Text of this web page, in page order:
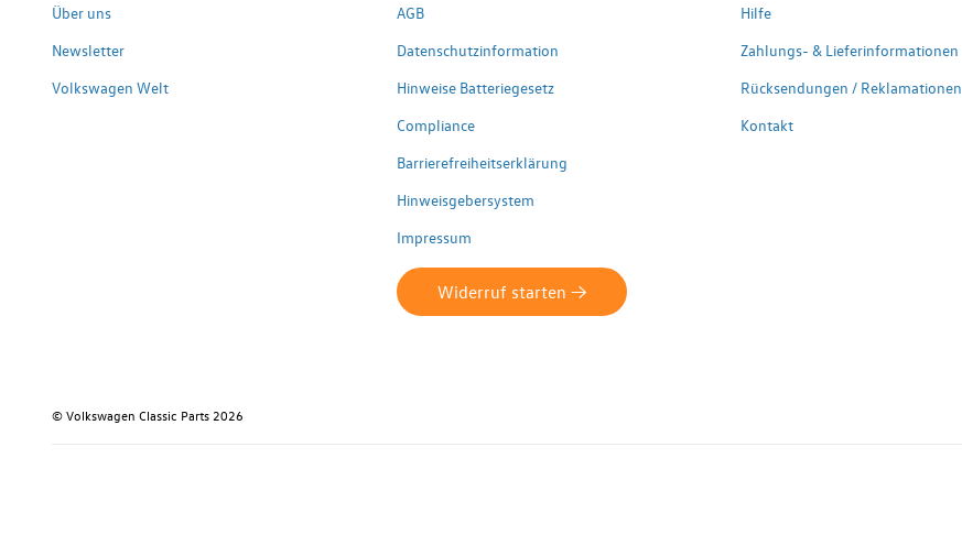
Über uns
Newsletter
Volkswagen Welt
AGB
Datenschutzinformation
Hinweise Batteriegesetz
Compliance
Barrierefreiheitserklärung
Hinweisgebersystem
Impressum
Widerruf starten ->
Hilfe
Zahlungs- & Lieferinformationen
Rücksendungen / Reklamationen
Kontakt
© Volkswagen Classic Parts 2026